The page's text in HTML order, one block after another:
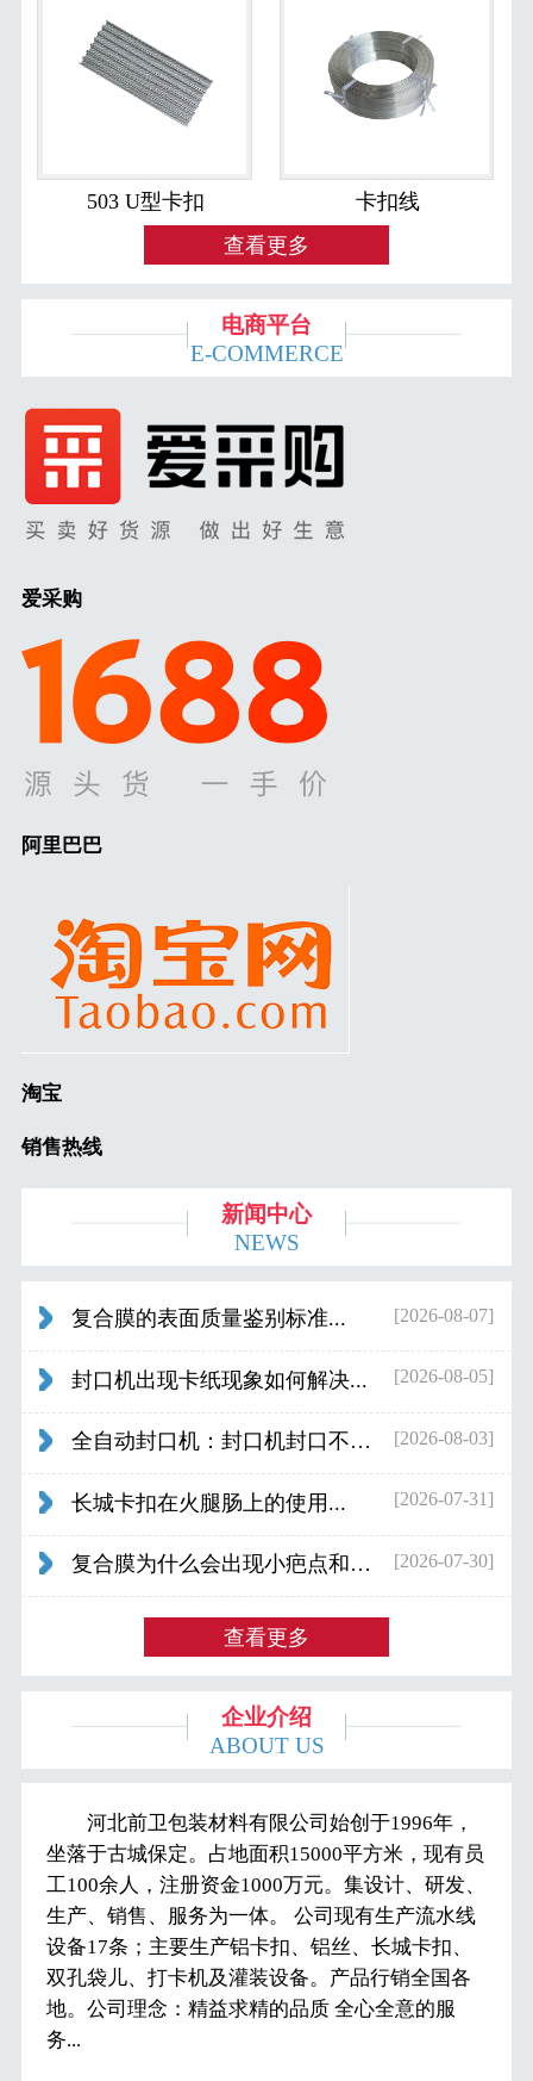
503 U型卡扣
卡扣线
查看更多
电商平台
E-COMMERCE
爱采购
阿里巴巴
淘宝
销售热线
新闻中心
NEWS
复合膜的表面质量鉴别标准... [2026-08-07]
封口机出现卡纸现象如何解决... [2026-08-05]
全自动封口机：封口机封口不好应检查什... [2026-08-03]
长城卡扣在火腿肠上的使用... [2026-07-31]
复合膜为什么会出现小疤点和波浪纹... [2026-07-30]
查看更多
企业介绍
ABOUT US
河北前卫包装材料有限公司始创于1996年，
坐落于古城保定。占地面积15000平方米，现有员
工100余人，注册资金1000万元。集设计、研发、
生产、销售、服务为一体。 公司现有生产流水线
设备17条；主要生产铝卡扣、铝丝、长城卡扣、
双孔袋儿、打卡机及灌装设备。产品行销全国各
地。公司理念：精益求精的品质 全心全意的服
务...